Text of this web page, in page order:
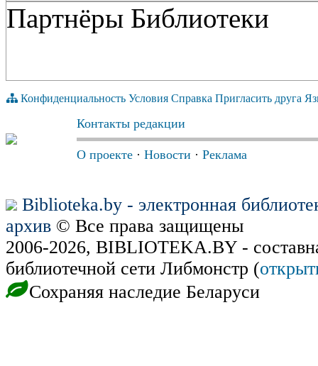
Партнёры Библиотеки
Конфиденциальность Условия Справка Пригласить друга
Контакты редакции
О проекте · Новости · Реклама
Biblioteka.by - электронная
архив © Все права защищены
2006-2026, BIBLIOTEKA.BY -
библиотечной сети Либмонстр (
Сохраняя наследие Беларуси